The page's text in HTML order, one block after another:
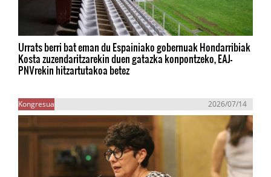
Urrats berri bat eman du Espainiako gobernuak Hondarribiak
Kosta zuzendaritzarekin duen gatazka konpontzeko, EAJ-
PNVrekin hitzartutakoa betez
Kongresua 2026/07/14